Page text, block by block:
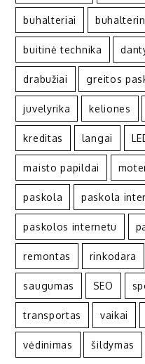
buhalteriai
buitinė technika
drabužiai greitos
juvelyrika keliones
kreditas langai
maisto papildai
paskola paskola
paskolos internetu
remontas rinkodara
saugumas SEO
transportas vaikai
vėdinimas šildymas